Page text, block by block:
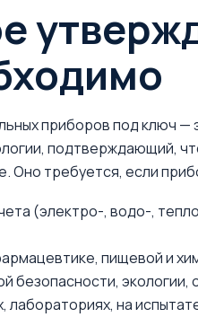
приборов под ключ
подтверждающий,
Оно требуется, если
(электро-, водо-,
пищевой и
безопасности, экологии,
лабораториях, на